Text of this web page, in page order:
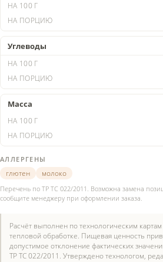
Углеводы
Масса
АЛЛЕРГЕНЫ
глютен
молоко
Перечень по ТР ТС 022/2011. Возможна замена
сообщите менеджеру при оформлении заказа.
Расчёт выполнен по технологическим
тепловой обработке. Пищевая ценность
допустимое отклонение фактических
ТР ТС 022/2011. Утверждено технологом,